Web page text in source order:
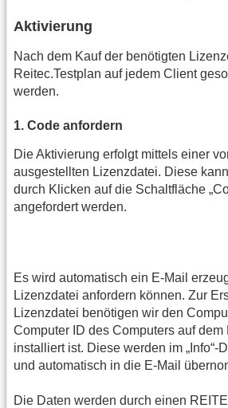
Aktivierung
Nach dem Kauf der benötigten
Reitec.Testplan auf jedem Client
werden.
1. Code anfordern
Die Aktivierung erfolgt mittels einer
ausgestellten Lizenzdatei. Diese kann
durch Klicken auf die Schaltfläche
angefordert werden.
Es wird automatisch ein E-Mail
Lizenzdatei anfordern können. Zur
Lizenzdatei benötigen wir den
Computer ID des Computers auf dem
installiert ist. Diese werden im „Info“-
und automatisch in die E-Mail
Die Daten werden durch einen